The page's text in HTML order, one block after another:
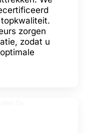
zorgen
zodat u